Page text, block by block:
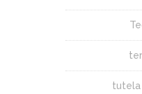
tutela